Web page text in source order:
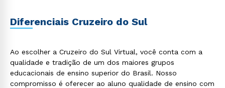
Diferenciais Cruzeiro do Sul
Ao escolher a Cruzeiro do Sul Virtual, você conta com a
qualidade e tradição de um dos maiores grupos
educacionais de ensino superior do Brasil. Nosso
compromisso é oferecer ao aluno qualidade de ensino com